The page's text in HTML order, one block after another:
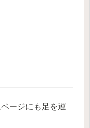
ージにも足を運